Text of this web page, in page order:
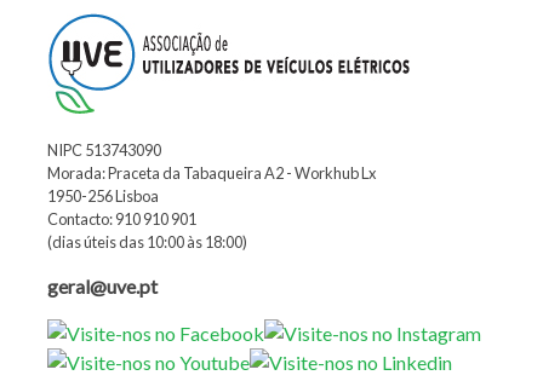
NIPC 513743090
Morada: Praceta da Tabaqueira A2 - Workhub Lx
1950-256 Lisboa
Contacto: 910 910 901
(dias úteis das 10:00 às 18:00)
geral@uve.pt